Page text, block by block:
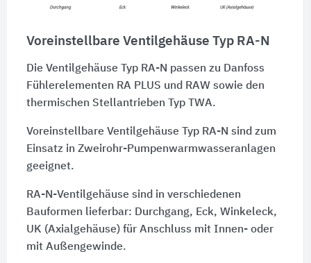
Voreinstellbare Ventilgehäuse Typ RA-N
Die Ventilgehäuse Typ RA-N passen zu Danfoss
Fühlerelementen RA PLUS und RAW sowie den
thermischen Stellantrieben Typ TWA.
Voreinstellbare Ventilgehäuse Typ RA-N sind zum
Einsatz in Zweirohr-Pumpenwarmwasseranlagen
geeignet.
RA-N-Ventilgehäuse sind in verschiedenen
Bauformen lieferbar: Durchgang, Eck, Winkeleck,
UK (Axialgehäuse) für Anschluss mit Innen- oder
mit Außengewinde.